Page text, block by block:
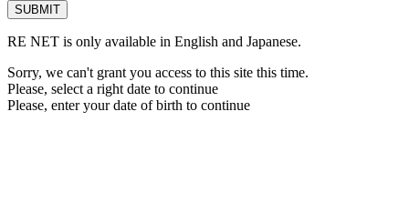
RE NET is only available in English and Japanese.
Sorry, we can't grant you access to this site this time.
Please, select a right date to continue
Please, enter your date of birth to continue